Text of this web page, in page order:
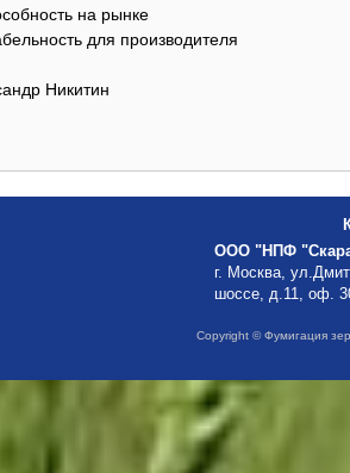
на рынке
для производителя
Никитин
ООО "НПФ
г. Москва,
шоссе, д.11, оф.
Copyright © Фумигация